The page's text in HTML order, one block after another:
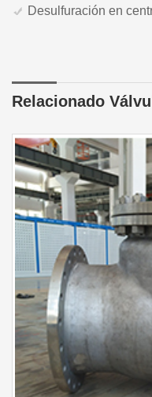
Desulfuración en
Relacionado